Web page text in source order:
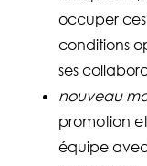
occuper
conditions
ses
nouveau
promotion
équipe avec